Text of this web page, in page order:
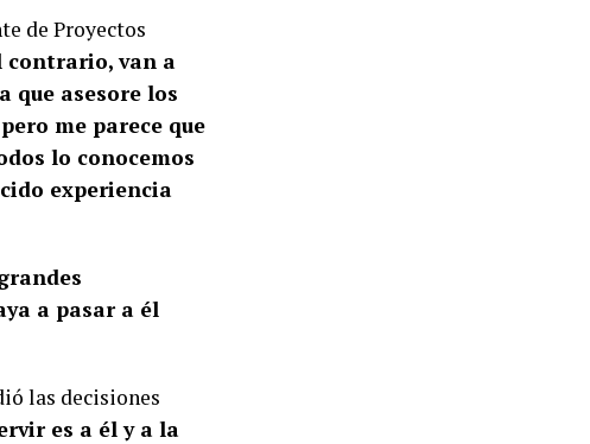
de Proyectos
contrario, van a
que asesore los
me parece que
lo conocemos
experiencia
a pasar a él
las decisiones
es a él y a la